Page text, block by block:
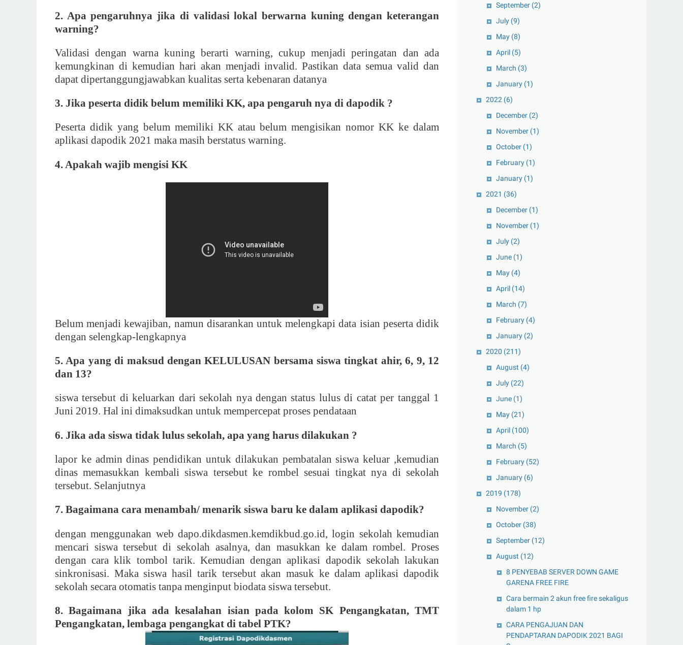
2. Apa pengaruhnya jika di validasi lokal berwarna kuning dengan keterangan
warning?
Validasi dengan warna kuning berarti warning, cukup menjadi peringatan dan ada
kemungkinan di kemudian hari akan menjadi invalid. Pastikan data semua valid dan
dapat dipertanggungjawabkan kualitas serta kebenaran datanya
3. Jika peserta didik belum memiliki KK, apa pengaruh nya di dapodik ?
Peserta didik yang belum memiliki KK atau belum mengisikan nomor KK ke dalam
aplikasi dapodik 2021 maka masih berstatus warning.
4. Apakah wajib mengisi KK
Belum menjadi kewajiban, namun disarankan untuk melengkapi data isian peserta didik
dengan selengkap-lengkapnya
5. Apa yang di maksud dengan KELULUSAN bersama siswa tingkat ahir, 6, 9, 12
dan 13?
siswa tersebut di keluarkan dari sekolah nya dengan status lulus di catat per tanggal 1
Juni 2019. Hal ini dimaksudkan untuk mempercepat proses pendataan
6. Jika ada siswa tidak lulus sekolah, apa yang harus dilakukan ?
lapor ke admin dinas pendidikan untuk dilakukan pembatalan siswa keluar ,kemudian
dinas memasukkan kembali siswa tersebut ke rombel sesuai tingkat nya di sekolah
tersebut. Selanjutnya
7. Bagaimana cara menambah/ menarik siswa baru ke dalam aplikasi dapodik?
dengan menggunakan web dapo.dikdasmen.kemdikbud.go.id, login sekolah kemudian
mencari siswa tersebut di sekolah asalnya, dan masukkan ke dalam rombel. Proses
dengan cara klik tombol tarik. Kemudian dengan aplikasi dapodik sekolah lakukan
sinkronisasi. Maka siswa hasil tarik tersebut akan masuk ke dalam aplikasi dapodik
sekolah secara otomatis tanpa menginput biodata siswa tersebut.
8. Bagaimana jika ada kesalahan isian pada kolom SK Pengangkatan, TMT
Pengangkatan, lembaga pengangkat di tabel PTK?
September (2)
July (9)
May (8)
April (5)
March (3)
January (1)
2022 (6)
December (2)
November (1)
October (1)
February (1)
January (1)
2021 (36)
December (1)
November (1)
July (2)
June (1)
May (4)
April (14)
March (7)
February (4)
January (2)
2020 (211)
August (4)
July (22)
June (1)
May (21)
April (100)
March (5)
February (52)
January (6)
2019 (178)
November (2)
October (38)
September (12)
August (12)
8 PENYEBAB SERVER DOWN GAME
GARENA FREE FIRE
Cara bermain 2 akun free fire sekaligus
dalam 1 hp
CARA PENGAJUAN DAN
PENDAPTARAN DAPODIK 2021 BAGI